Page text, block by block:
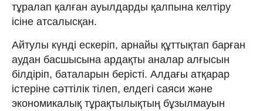
тұралап қалған ауылдарды қалпына келтіру
ісіне атсалысқан.
Айтулы күнді ескеріп, арнайы құттықтап барған
аудан басшысына ардақты аналар алғысын
білдіріп, баталарын берісті. Алдағы атқарар
істеріне сәттілік тілеп, елдегі саяси және
экономикалық тұрақтылықтың бұзылмауын